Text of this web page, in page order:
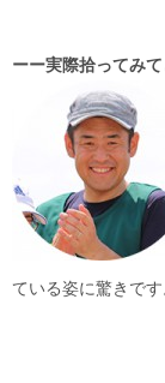
ーー実際拾ってみ
ている姿に驚きです